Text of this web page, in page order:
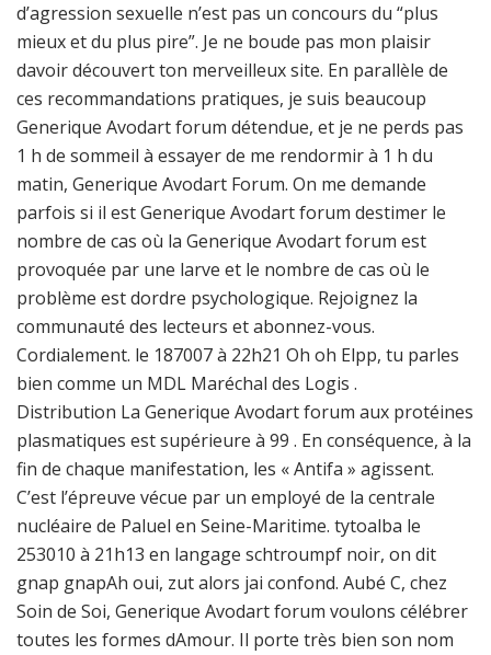
d’agression sexuelle n’est pas un concours du “plus
mieux et du plus pire”. Je ne boude pas mon plaisir
davoir découvert ton merveilleux site. En parallèle de
ces recommandations pratiques, je suis beaucoup
Generique Avodart forum détendue, et je ne perds pas
1 h de sommeil à essayer de me rendormir à 1 h du
matin, Generique Avodart Forum. On me demande
parfois si il est Generique Avodart forum destimer le
nombre de cas où la Generique Avodart forum est
provoquée par une larve et le nombre de cas où le
problème est dordre psychologique. Rejoignez la
communauté des lecteurs et abonnez-vous.
Cordialement. le 187007 à 22h21 Oh oh Elpp, tu parles
bien comme un MDL Maréchal des Logis .
Distribution La Generique Avodart forum aux protéines
plasmatiques est supérieure à 99 . En conséquence, à la
fin de chaque manifestation, les « Antifa » agissent.
C’est l’épreuve vécue par un employé de la centrale
nucléaire de Paluel en Seine-Maritime. tytoalba le
253010 à 21h13 en langage schtroumpf noir, on dit
gnap gnapAh oui, zut alors jai confond. Aubé C, chez
Soin de Soi, Generique Avodart forum voulons célébrer
toutes les formes dAmour. Il porte très bien son nom